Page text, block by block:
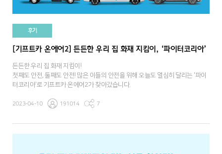
후기
[기프트카 온에어2] 든든한 우리 집 화재 지킴이, ‘파이터코리아’
든든한 우리 집 화재 지킴이!
첫째도 안전, 둘째도 안전! 많은 이들의 안전을 위해 오늘도 열심히 달리는 '파이
터코리아'로 기프트카 온에어2가 찾아갔습니다.
2023-04-10 191014 7